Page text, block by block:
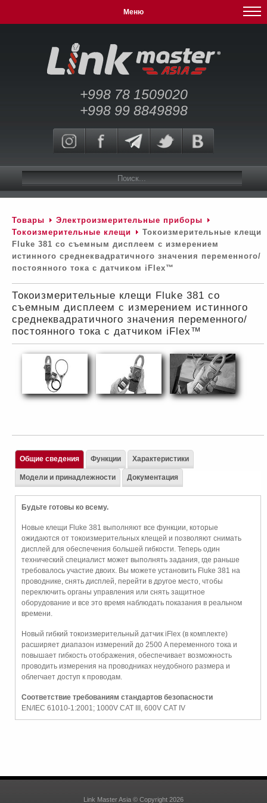
Меню
+998 78 1509020
+998 99 8849898
Товары
Электроизмерительные приборы
Токоизмерительные клещи
Токоизмерительные клещи
Fluke 381 со съемным дисплеем с измерением
истинного среднеквадратичного значения переменного/
постоянного тока с датчиком iFlex™
Токоизмерительные клещи Fluke 381 со
съемным дисплеем с измерением истинного
среднеквадратичного значения переменного/
постоянного тока с датчиком iFlex™
Общие сведения
Будьте готовы ко всему.
Новые клещи Fluke 381 выполняют все функции, которые
ожидаются от токоизмерительных клещей и позволяют снимать
дисплей для обеспечения большей гибкости. Теперь один
технический специалист может выполнять задания, где раньше
требовалось участие двоих. Вы можете установить Fluke 381 на
проводнике, снять дисплей, перейти в другое место, чтобы
переключить органы управления или снять защитное
оборудование и все это время наблюдать показания в реальном
времени.
Новый гибкий токоизмерительный датчик iFlex (в комплекте)
расширяет диапазон измерений до 2500 A переменного тока и
повышает гибкость отображения, обеспечивает возможность
проводить измерения на проводниках неудобного размера и
облегчает доступ к проводам.
Соответствие требованиям стандартов безопасности
EN/IEC 61010-1:2001; 1000V CAT III, 600V CAT IV
Функции Характеристики
Модели и принадлежности Документация
Link Master Asia © Copyright 2026